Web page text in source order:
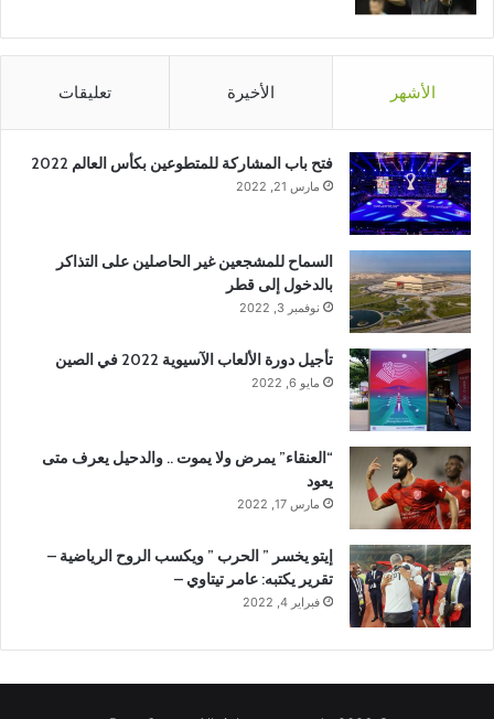
الأشهر الأخيرة تعليقات
فتح باب المشاركة للمتطوعين بكأس العالم 2022
مارس 21, 2022
السماح للمشجعين غير الحاصلين على التذاكر
بالدخول إلى قطر
نوفمبر 3, 2022
تأجيل دورة الألعاب الآسيوية 2022 في الصين
مايو 6, 2022
“العنقاء” يمرض ولا يموت .. والدحيل يعرف متى
يعود
مارس 17, 2022
إيتو يخسر ” الحرب ” ويكسب الروح الرياضية –
تقرير يكتبه: عامر تيتاوي –
فبراير 4, 2022